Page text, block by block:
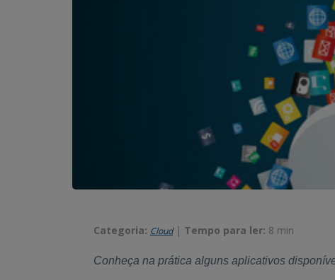
Categoria: Cloud | Tempo para ler: 8 min
Conheça na prática alguns aplicativos